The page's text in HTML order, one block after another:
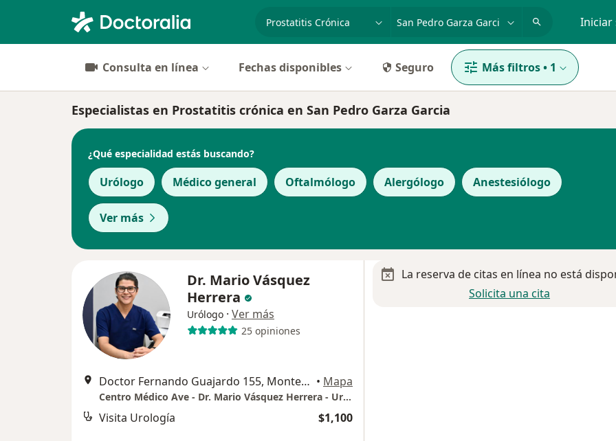
especialidad, enfermedad o nombre Iniciar
Consulta en línea Fechas disponibles Seguro Más filtros• 1
Especialistas en Prostatitis crónica en San Pedro Garza Garcia
¿Qué especialidad estás buscando?
Urólogo Médico general Oftalmólogo Alergólogo Anestesiólogo
Ver más
Dr. Mario Vásquez
Herrera
Urólogo · Ver más
25 opiniones
Doctor Fernando Guajardo 155, Monterrey • Mapa
Centro Médico Ave - Dr. Mario Vásquez Herrera - Urología
Visita Urología $1,100
La reserva de citas en línea no está
Solicita una cita